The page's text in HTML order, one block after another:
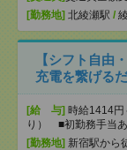
[勤務地] 北綾瀬駅 /
【シフト自由
充電を繋げる
[給 与] 時給1414
り） ■初勤務手当
[勤務地] 新宿駅から